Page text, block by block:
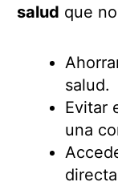
salud que
salud.
Evitar
una